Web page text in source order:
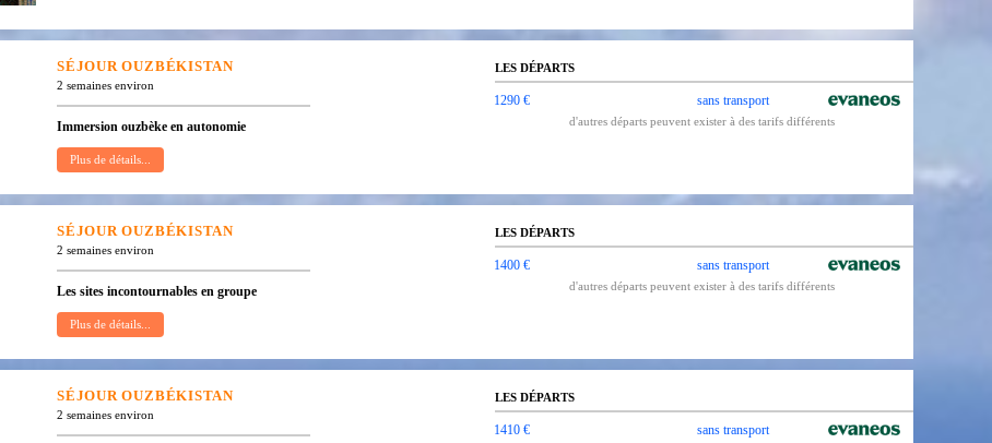
SÉJOUROUZBÉKISTAN
2 semaines environ
Immersion ouzbèke en autonomie
LES DÉPARTS
1290 € sans transport
d'autres départs peuvent exister à des tarifs différents
SÉJOUROUZBÉKISTAN
2 semaines environ
Les sites incontournables en groupe
LES DÉPARTS
1400 € sans transport
d'autres départs peuvent exister à des tarifs différents
SÉJOUROUZBÉKISTAN
2 semaines environ
LES DÉPARTS
1410 € sans transport